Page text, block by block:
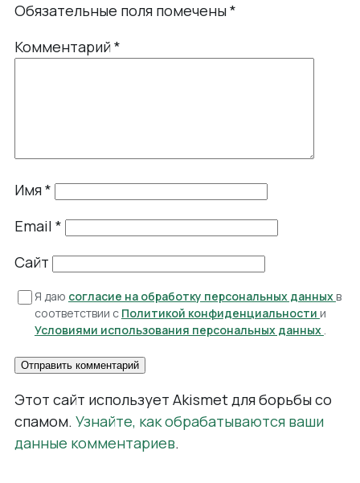
Обязательные поля помечены*
Комментарий*
Имя*
Email *
Сайт
Я даю согласие на обработку персональных данных в
соответствии с Политикой конфиденциальности и
Условиями использования персональных данных .
Этот сайт использует Akismet для борьбы со
спамом. Узнайте, как обрабатываются ваши
данные комментариев.